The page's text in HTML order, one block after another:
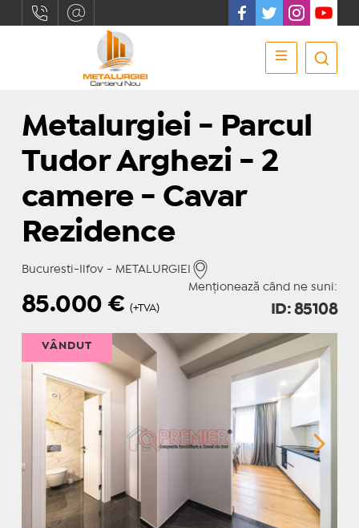
Metalurgiei - Parcul
Tudor Arghezi - 2
camere - Cavar
Rezidence
Bucuresti-Ilfov - METALURGIEI
Menționează când ne suni:
85.000€ (+TVA) ID: 85108
VÂNDUT